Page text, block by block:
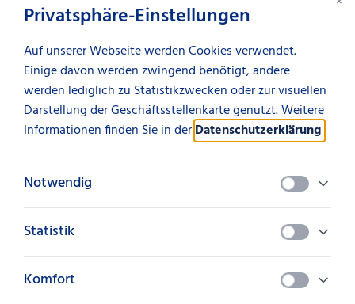
Privatsphäre-Einstellungen
Auf unserer Webseite werden Cookies verwendet.
Einige davon werden zwingend benötigt, andere
werden lediglich zu Statistikzwecken oder zur visuellen
Darstellung der Geschäftsstellenkarte genutzt. Weitere
Informationen finden Sie in derDatenschutzerklärung
Notwendig
Statistik
Komfort
Sie möchten mehr über ERP-Management und die
Finanzierungsmöglichkeiten erfahren? Kommen Sie gerne
auf uns zu!
Zur ALVG GmbH Aktuelles von der SüdLeasing
teilen
Kontakt aufnehmen